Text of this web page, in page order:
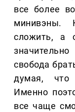
все более
минивэны.
сложить, а
свобода
думая, что
Именно
все чаще